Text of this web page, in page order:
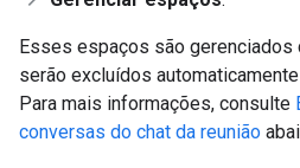
Esses espaços são gerenciados
serão excluídos
Para mais informações, consulte
conversas do chat da reunião